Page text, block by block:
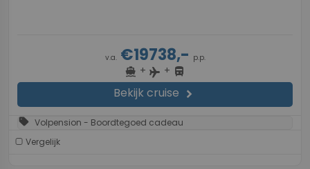
v.a.€19738,- p.p.
directions_boat + flight + directions_bus
Bekijk cruise chevron_right
sell Volpension - Boordtegoed cadeau
Vergelijk